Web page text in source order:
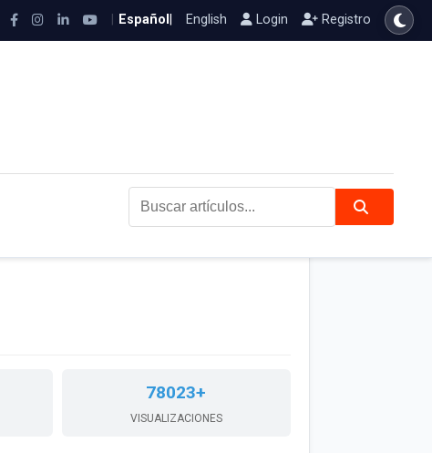
Español English Login Registro
78023+
VISUALIZACIONES